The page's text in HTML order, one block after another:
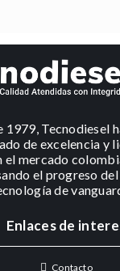
1979, Tecnodiesel
de excelencia y
el mercado
el progreso
de
Enlaces de
Contacto